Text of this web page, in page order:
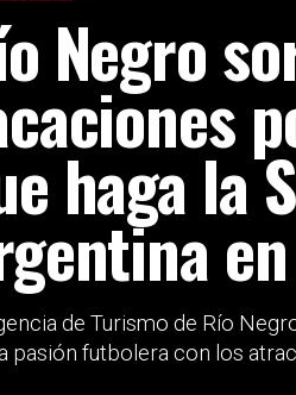
Negro
haga la
de Turismo de Río
pasión futbolera con los